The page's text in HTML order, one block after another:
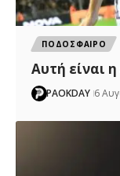
ΠΟΔΟΣΦΑΙΡΟ
Αυτή είναι
PAOKDAY 6